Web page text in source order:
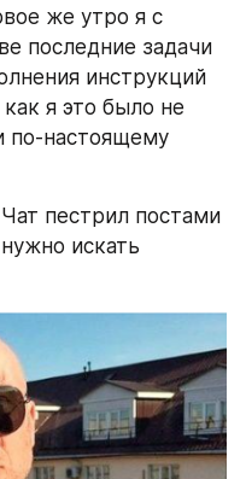
же утро я с
последние задачи
инструкций
я это было не
по-настоящему
пестрил постами
искать